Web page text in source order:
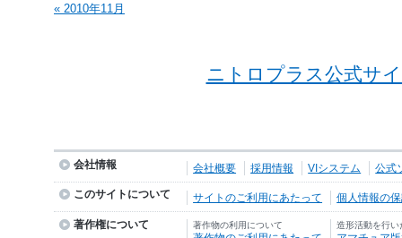
« 2010年11月
ニトロプラス公式サ
会社情報 会社概要 採用情報 VIシステム 公式
このサイトについて サイトのご利用にあたって 個人情報の
著作権について 著作物の利用について 造形活動を行い